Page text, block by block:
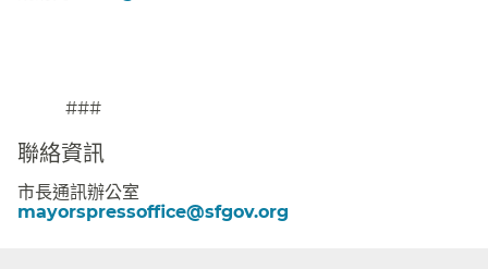
###​​
聯絡資訊​​
市長通訊辦公室​​
mayorspressoffice@sfgov.org​​